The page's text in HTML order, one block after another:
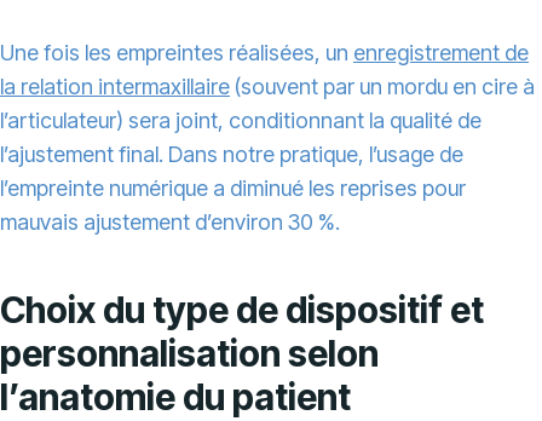
Une fois les empreintes réalisées, un enregistrement de
la relation intermaxillaire (souvent par un mordu en cire à
l’articulateur) sera joint, conditionnant la qualité de
l’ajustement final. Dans notre pratique, l’usage de
l’empreinte numérique a diminué les reprises pour
mauvais ajustement d’environ 30 %.
Choix du type de dispositif et
personnalisation selon
l’anatomie du patient